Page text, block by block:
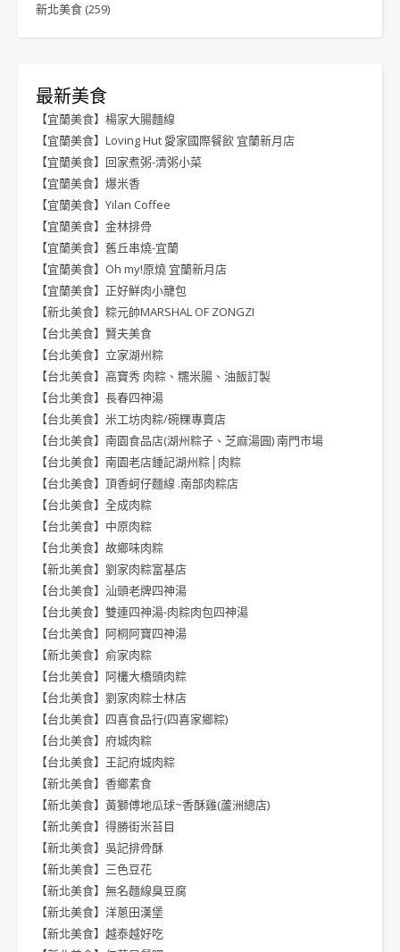
新北美食 (259)
最新美食
【宜蘭美食】楊家大腸麵線
【宜蘭美食】Loving Hut 愛家國際餐飲 宜蘭新月店
【宜蘭美食】回家煮粥-清粥小菜
【宜蘭美食】爆米香
【宜蘭美食】Yilan Coffee
【宜蘭美食】金林排骨
【宜蘭美食】舊丘串燒-宜蘭
【宜蘭美食】Oh my!原燒 宜蘭新月店
【宜蘭美食】正好鮮肉小籠包
【新北美食】粽元帥MARSHAL OF ZONGZI
【台北美食】賢夫美食
【台北美食】立家湖州粽
【台北美食】高寶秀 肉粽、糯米腸、油飯訂製
【台北美食】長春四神湯
【台北美食】米工坊肉粽/碗粿專賣店
【台北美食】南園食品店(湖州粽子、芝麻湯圓) 南門市場
【台北美食】南園老店鍾記湖州粽│肉粽
【台北美食】頂香蚵仔麵線 .南部肉粽店
【台北美食】全成肉粽
【台北美食】中原肉粽
【台北美食】故鄉味肉粽
【新北美食】劉家肉粽富基店
【台北美食】汕頭老牌四神湯
【台北美食】雙連四神湯-肉粽肉包四神湯
【台北美食】阿桐阿寶四神湯
【新北美食】俞家肉粽
【台北美食】阿欉大橋頭肉粽
【台北美食】劉家肉粽士林店
【台北美食】四喜食品行(四喜家鄉粽)
【台北美食】府城肉粽
【台北美食】王記府城肉粽
【新北美食】香鄉素食
【新北美食】黃獅傅地瓜球~香酥雞(蘆洲總店)
【新北美食】得勝街米苔目
【新北美食】吳記排骨酥
【新北美食】三色豆花
【新北美食】無名麵線臭豆腐
【新北美食】洋蔥田漢堡
【新北美食】越泰越好吃